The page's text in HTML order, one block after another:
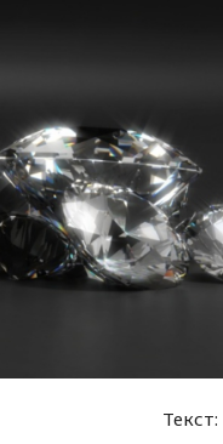
Текст: